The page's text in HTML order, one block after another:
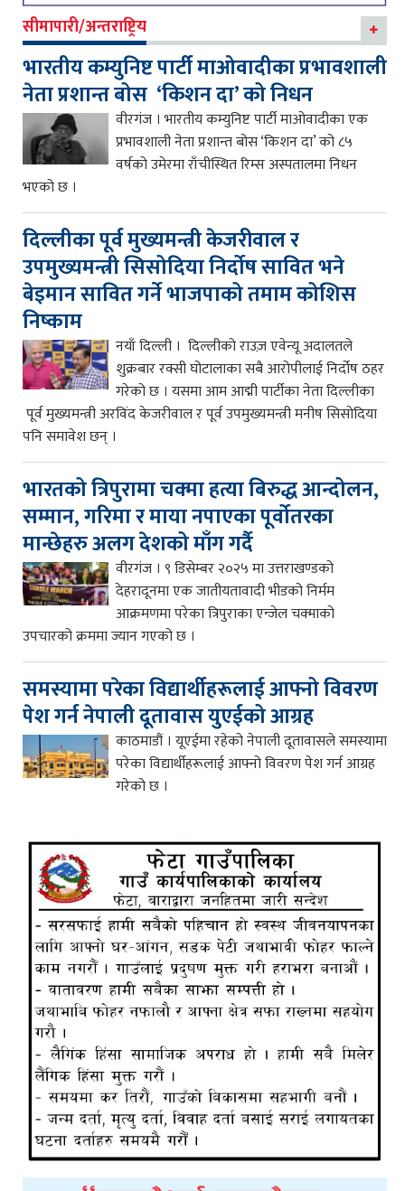
सीमापारी/अन्तराष्ट्रिय
भारतीय कम्युनिष्ट पार्टी माओवादीका प्रभावशाली
नेता प्रशान्त बोस ‘किशन दा’ को निधन
वीरगंज । भारतीय कम्युनिष्ट पार्टी माओवादीका एक
प्रभावशाली नेता प्रशान्त बोस ‘किशन दा’ को ८५
वर्षको उमेरमा राँचीस्थित रिम्स अस्पतालमा निधन
भएको छ ।
दिल्लीका पूर्व मुख्यमन्त्री केजरीवाल र
उपमुख्यमन्त्री सिसोदिया निर्दोष सावित भने
बेइमान सावित गर्ने भाजपाको तमाम कोशिस
निष्काम
नयाँ दिल्ली । दिल्लीको राउज़ एवेन्यू अदालतले
शुक्रबार रक्सी घोटालाका सबै आरोपीलाई निर्दोष ठहर
गरेको छ । यसमा आम आद्मी पार्टीका नेता दिल्लीका
पूर्व मुख्यमन्त्री अरविंद केजरीवाल र पूर्व उपमुख्यमन्त्री मनीष सिसोदिया
पनि समावेश छन् ।
भारतको त्रिपुरामा चक्मा हत्या बिरुद्ध आन्दोलन,
सम्मान, गरिमा र माया नपाएका पूर्वोतरका
मान्छेहरु अलग देशको माँग गर्दै
वीरगंज । ९ डिसेम्बर २०२५ मा उत्तराखण्डको
देहरादूनमा एक जातीयतावादी भीडको निर्मम
आक्रमणमा परेका त्रिपुराका एन्जेल चक्माको
उपचारको क्रममा ज्यान गएको छ ।
समस्यामा परेका विद्यार्थीहरूलाई आफ्नो विवरण
पेश गर्न नेपाली दूतावास युएईको आग्रह
काठमाडौं । यूएईमा रहेको नेपाली दूतावासले समस्यामा
परेका विद्यार्थीहरूलाई आफ्नो विवरण पेश गर्न आग्रह
गरेको छ ।